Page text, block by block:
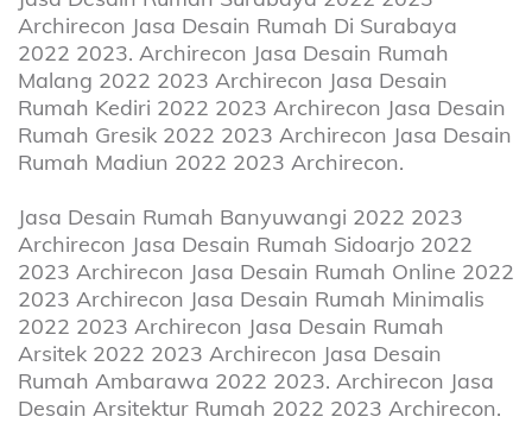
Archirecon Jasa Desain Rumah Di Surabaya
2022 2023. Archirecon Jasa Desain Rumah
Malang 2022 2023 Archirecon Jasa Desain
Rumah Kediri 2022 2023 Archirecon Jasa Desain
Rumah Gresik 2022 2023 Archirecon Jasa Desain
Rumah Madiun 2022 2023 Archirecon.
Jasa Desain Rumah Banyuwangi 2022 2023
Archirecon Jasa Desain Rumah Sidoarjo 2022
2023 Archirecon Jasa Desain Rumah Online 2022
2023 Archirecon Jasa Desain Rumah Minimalis
2022 2023 Archirecon Jasa Desain Rumah
Arsitek 2022 2023 Archirecon Jasa Desain
Rumah Ambarawa 2022 2023. Archirecon Jasa
Desain Arsitektur Rumah 2022 2023 Archirecon.